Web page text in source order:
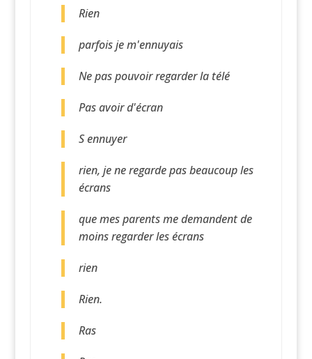
Rien
parfois je m'ennuyais
Ne pas pouvoir regarder la télé
Pas avoir d'écran
S ennuyer
rien, je ne regarde pas beaucoup les
écrans
que mes parents me demandent de
moins regarder les écrans
rien
Rien.
Ras